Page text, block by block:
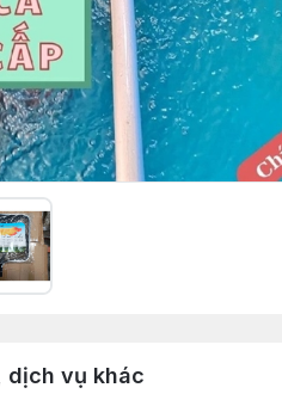
dịch vụ khác